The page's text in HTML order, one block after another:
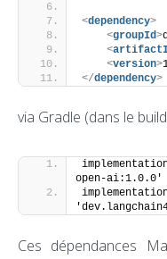
<dependency>
<groupId>
<
<version>
</dependency>
via Gradle (dans le
open-ai:1.0.0'
Ces dépendances